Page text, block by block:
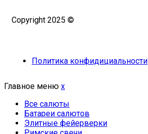
Copyright 2025 ©
Политика конфидициальности
Главное меню x
Все салюты
Батареи салютов
Элитные фейерверки